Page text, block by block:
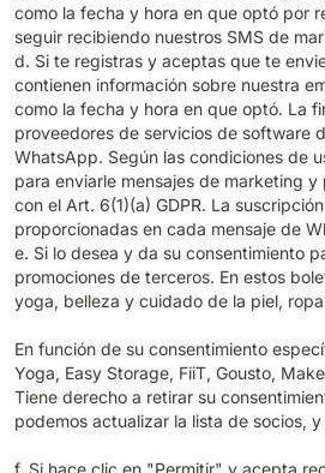
como la fecha y hora en que optó por
seguir recibiendo nuestros SMS de
d. Si te registras y aceptas que te
contienen información sobre nuestra
como la fecha y hora en que optó. La
proveedores de servicios de software
WhatsApp. Según las condiciones de
para enviarle mensajes de marketing
con el Art. 6(1)(a) GDPR. La
proporcionadas en cada mensaje de
e. Si lo desea y da su consentimiento
promociones de terceros. En estos
yoga, belleza y cuidado de la piel,
En función de su consentimiento
Yoga, Easy Storage, FiiT, Gousto,
Tiene derecho a retirar su
podemos actualizar la lista de socios,
f. Si hace clic en "Permitir" y acepta